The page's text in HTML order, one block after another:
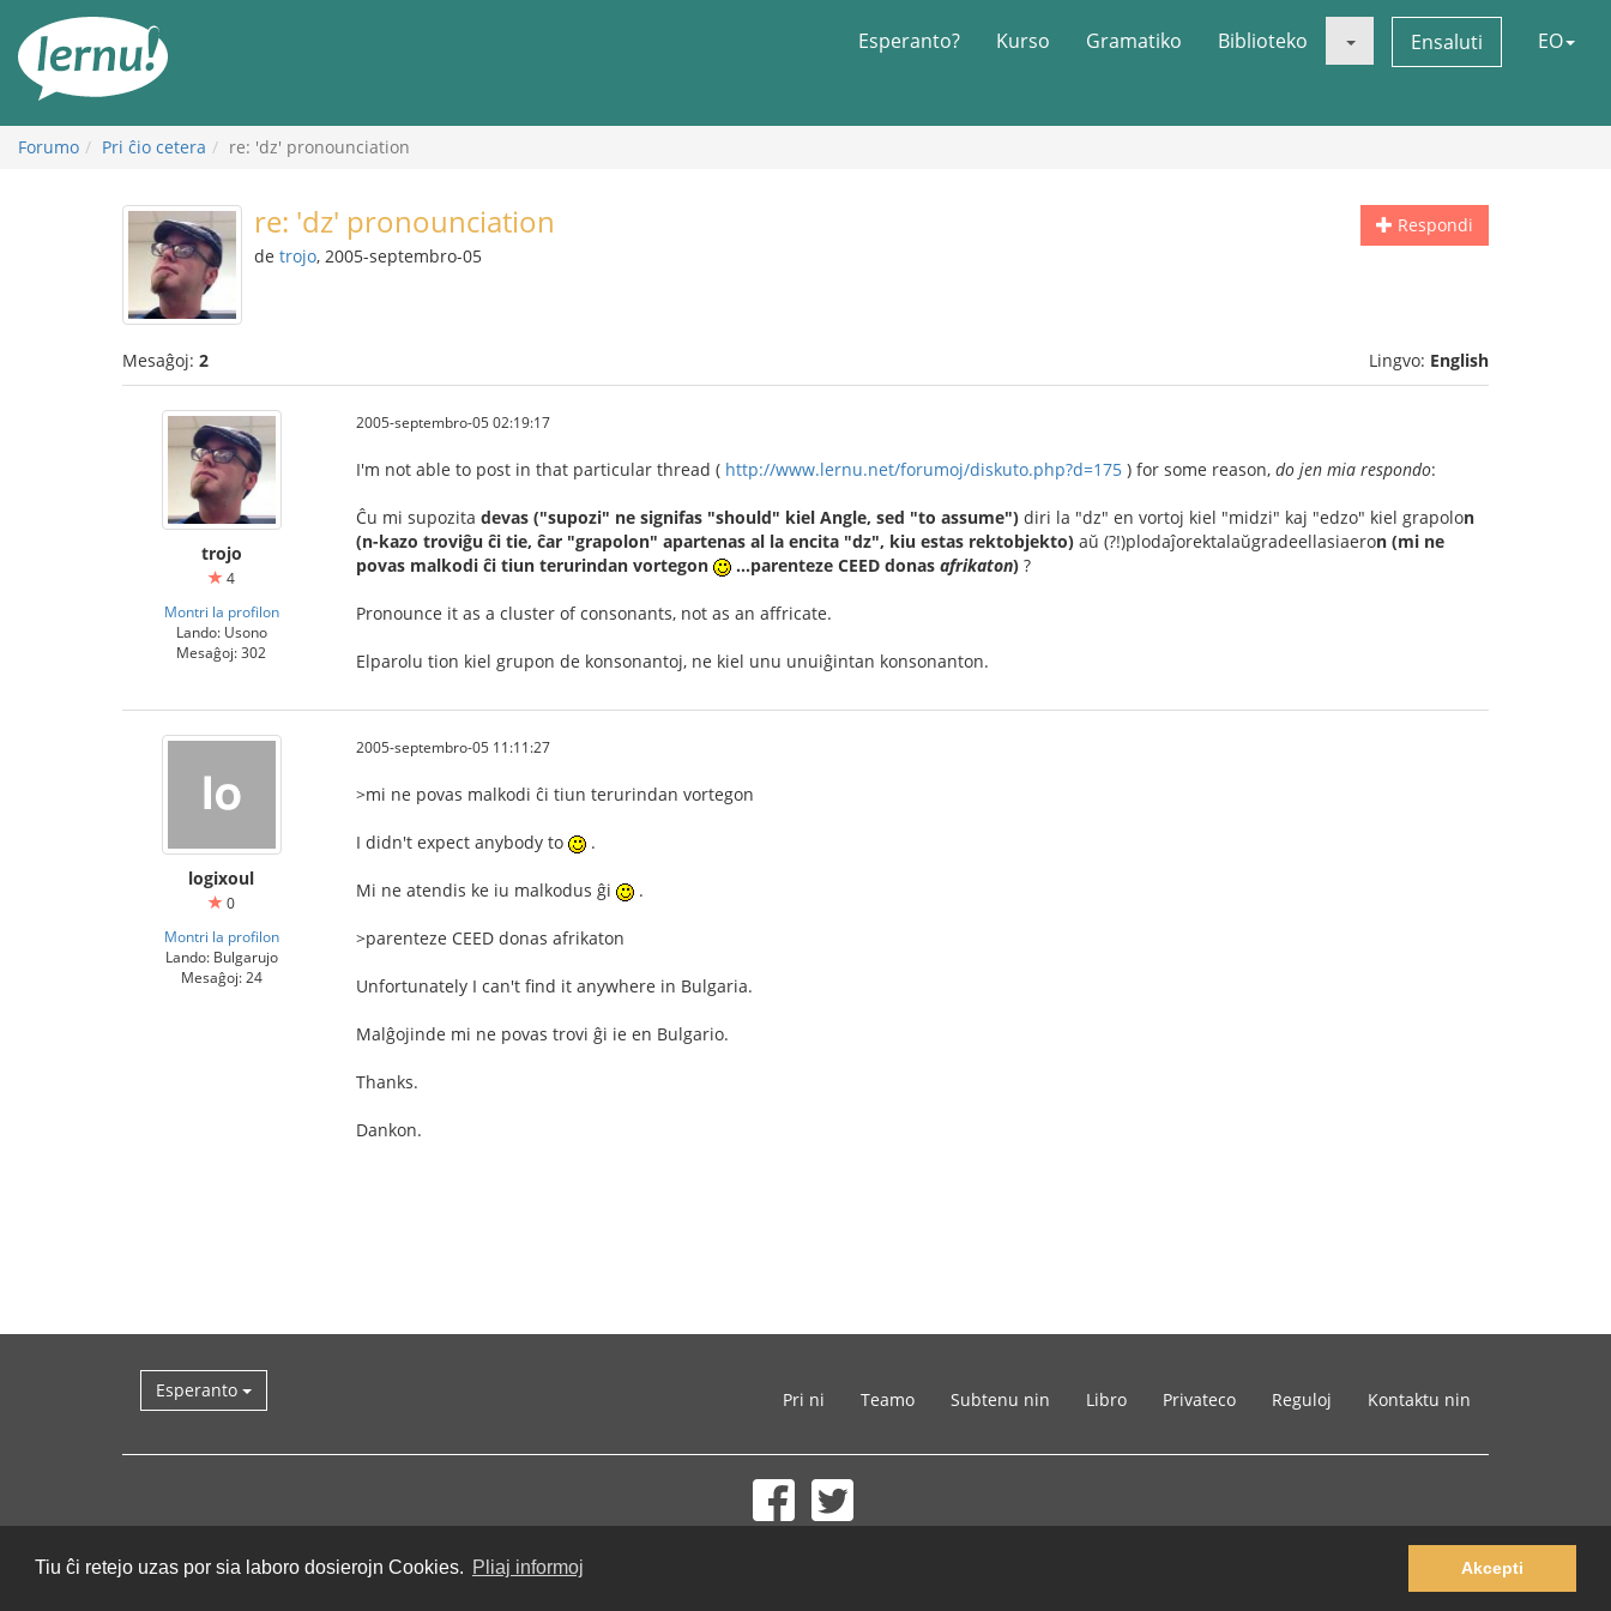
Tiu ĉi retejo uzas por sia laboro dosierojn Cookies. Pliaj informoj Akcepti
enhavo
Esperanto? Kurso Gramatiko Biblioteko Ensaluti EO
Forumo Pri ĉio cetera re: 'dz' pronounciation
Respondi
re: 'dz' pronounciation
de trojo, 2005-septembro-05
Mesaĝoj: 2 Lingvo: English
trojo
4
Montri la profilon
Lando: Usono
Mesaĝoj: 302
2005-septembro-05 02:19:17
I'm not able to post in that particular thread ( http://www.lernu.net/forumoj/diskuto.php?d=175 ) for some reason, do jen mia respondo:
Ĉu mi supozita devas ("supozi" ne signifas "should" kiel Angle, sed "to assume") diri la "dz" en vortoj kiel "midzi" kaj "edzo" kiel grapolon
(n-kazo troviĝu ĉi tie, ĉar "grapolon" apartenas al la encita "dz", kiu estas rektobjekto) aŭ (?!)plodaĵorektalaŭgradeellasiaeron (mi ne
povas malkodi ĉi tiun terurindan vortegon
...parenteze CEED donas afrikaton) ?
Pronounce it as a cluster of consonants, not as an affricate.
Elparolu tion kiel grupon de konsonantoj, ne kiel unu unuiĝintan konsonanton.
logixoul
0
Montri la profilon
Lando: Bulgarujo
Mesaĝoj: 24
2005-septembro-05 11:11:27
>mi ne povas malkodi ĉi tiun terurindan vortegon
I didn't expect anybody to .
Mi ne atendis ke iu malkodus ĝi .
>parenteze CEED donas afrikaton
Unfortunately I can't find it anywhere in Bulgaria.
Malĝojinde mi ne povas trovi ĝi ie en Bulgario.
Thanks.
Dankon.
Esperanto Pri ni Teamo Subtenu nin Libro Privateco Reguloj Kontaktu nin